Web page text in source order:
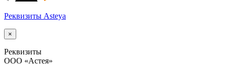
Реквизиты Asteya
×
Реквизиты
ООО «Астея»